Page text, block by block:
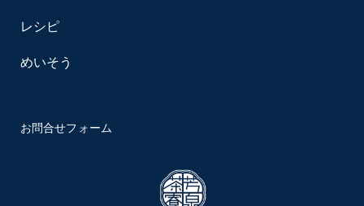
レシピ
めいそう
お問合せフォーム